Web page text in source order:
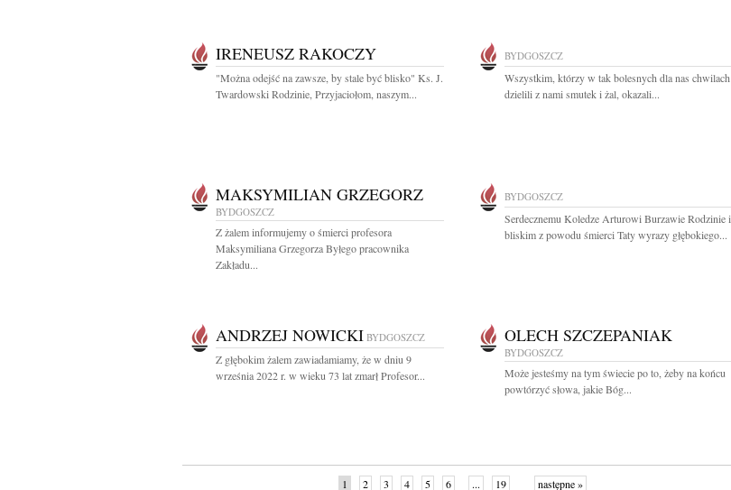
IRENEUSZ RAKOCZY
"Można odejść na zawsze, by stale być blisko" Ks. J.
Twardowski Rodzinie, Przyjaciołom, naszym...
BYDGOSZCZ
Wszystkim, którzy w tak bolesnych dla nas chwilach
dzielili z nami smutek i żal, okazali...
MAKSYMILIAN GRZEGORZ
BYDGOSZCZ
Z żalem informujemy o śmierci profesora
Maksymiliana Grzegorza Byłego pracownika
Zakładu...
BYDGOSZCZ
Serdecznemu Koledze Arturowi Burzawie Rodzinie i
bliskim z powodu śmierci Taty wyrazy głębokiego...
ANDRZEJ NOWICKI BYDGOSZCZ
Z głębokim żalem zawiadamiamy, że w dniu 9
września 2022 r. w wieku 73 lat zmarł Profesor...
OLECH SZCZEPANIAK
BYDGOSZCZ
Może jesteśmy na tym świecie po to, żeby na końcu
powtórzyć słowa, jakie Bóg...
1 2 3 4 5 6 ... 19 następne »